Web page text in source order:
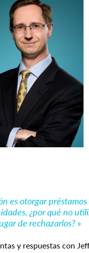
es otorgar préstamos
¿por qué no
de rechazarlos? »
y respuestas con